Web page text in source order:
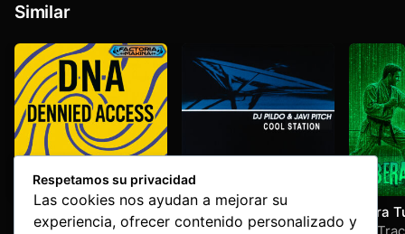
Similar
Dennied Acces, DNA
Cool Station
Dj Pildo & Javi Pitch
Libera
Edu
Respetamos su privacidad
Las cookies nos ayudan a mejorar su
experiencia, ofrecer contenido personalizado y